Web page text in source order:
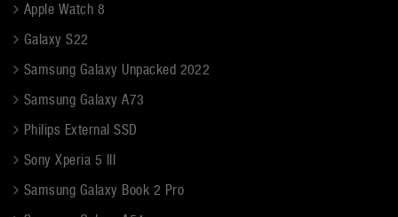
Apple Watch 8
Galaxy S22
Samsung Galaxy Unpacked 2022
Samsung Galaxy A73
Philips External SSD
Sony Xperia 5 III
Samsung Galaxy Book 2 Pro